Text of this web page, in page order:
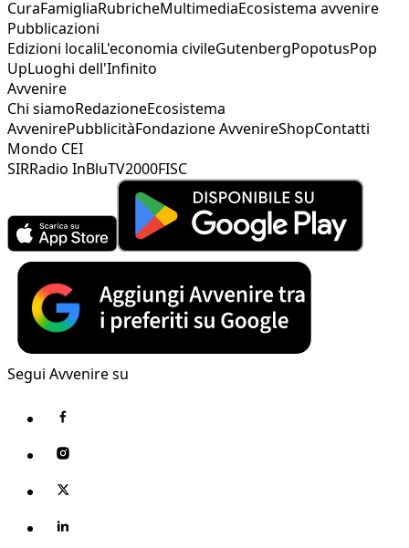
CuraFamigliaRubricheMultimediaEcosistema avvenire
Pubblicazioni
Edizioni localiL'economia civileGutenbergPopotusPop
UpLuoghi dell'Infinito
Avvenire
Chi siamoRedazioneEcosistema
AvvenirePubblicitàFondazione AvvenireShopContatti
Mondo CEI
SIRRadio InBluTV2000FISC
Segui Avvenire su